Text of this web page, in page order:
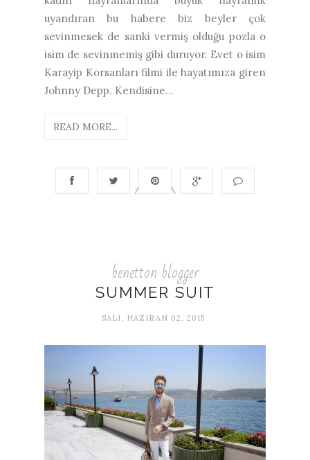
uyandıran bu habere biz beyler çok
sevinmesek de sanki vermiş olduğu pozla o
isim de sevinmemiş gibi duruyor. Evet o isim
Karayip Korsanları filmi ile hayatımıza giren
Johnny Depp. Kendisine...
READ MORE...
benetton blogger
SUMMER SUIT
SALI, HAZIRAN 02, 2015